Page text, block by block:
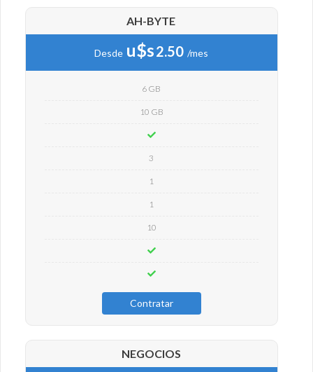
AH-BYTE
Desde u$s2.50 /mes
6 GB
10 GB
3
1
1
10
Contratar
NEGOCIOS